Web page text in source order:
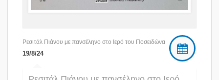
Ρεσιτάλ Πιάνου με πανσέληνο στο Ιερό του Ποσειδώνα
19/8/24